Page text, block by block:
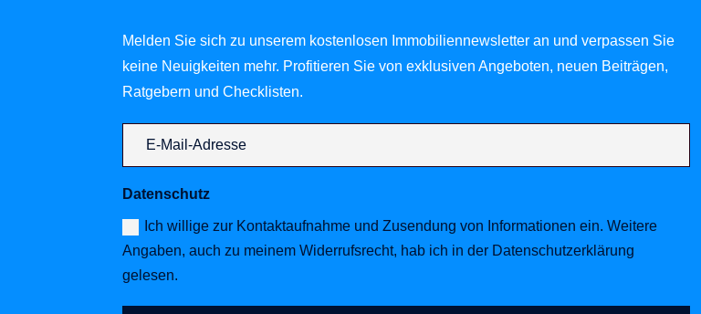
Melden Sie sich zu unserem kostenlosen Immobiliennewsletter an und verpassen Sie
keine Neuigkeiten mehr. Profitieren Sie von exklusiven Angeboten, neuen Beiträgen,
Ratgebern und Checklisten.
Datenschutz
Ich willige zur Kontaktaufnahme und Zusendung von Informationen ein. Weitere
Angaben, auch zu meinem Widerrufsrecht, hab ich in der Datenschutzerklärung
gelesen.